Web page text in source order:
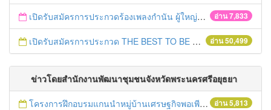
อ่าน 7,833
เปิดรับสมัครการประกวดร้องเพลงกำนัน ผู้ใหญ่บ้าน ฯลฯ
อ่าน 50,499
เปิดรับสมัครการประกวด THE BEST TO BE NUMBER ONE
ข่าวโดยสำนักงานพัฒนาชุมชนจังหวัดพระนครศรีอยุธยา
อ่าน 5,813
โครงการฝึกอบรมแกนนำหมู่บ้านเศรษฐกิจพอเพียงต้นแบบ